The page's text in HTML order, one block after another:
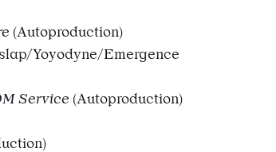
(Autoproduction)
Yoyodyne/Emergence
Service (Autoproduction)